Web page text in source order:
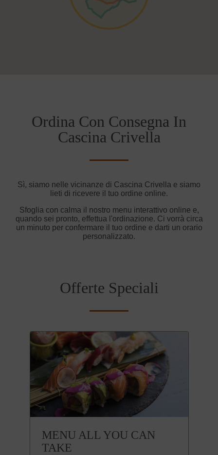
Ordina Con Consegna In
Cascina Crivella
Sì, siamo nelle vicinanze di Cascina Crivella e siamo
lieti di ricevere il tuo ordine online.
Sfoglia con calma il nostro menu interattivo online e,
quando sei pronto, effettua l'ordinazione. Ci vorrà circa
un minuto per confermare il tuo ordine e darti un orario
personalizzato.
Offerte Speciali
MENU ALL YOU CAN
TAKE